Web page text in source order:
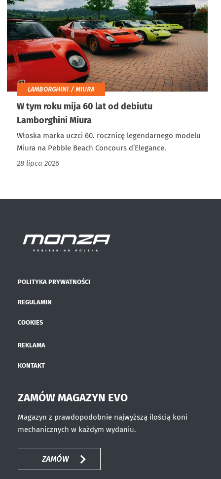
LAMBORGHINI / MIURA
W tym roku mija 60 lat od debiutu
Lamborghini Miura
Włoska marka uczci 60. rocznicę legendarnego modelu
Miura na Pebble Beach Concours d’Elegance.
28 lipca 2026
POLITYKA PRYWATNOŚCI
REGULAMIN
COOKIES
REKLAMA
KONTAKT
ZAMÓW MAGAZYN EVO
Magazyn z prawdopodobnie najwyższą ilością koni
mechanicznych w każdym wydaniu.
ZAMÓW